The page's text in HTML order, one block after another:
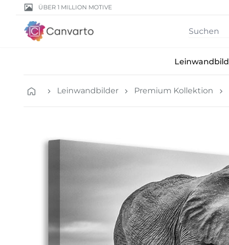
ÜBER 1 MILLION MOTIVE
Leinwandbilder Premium Kollektion